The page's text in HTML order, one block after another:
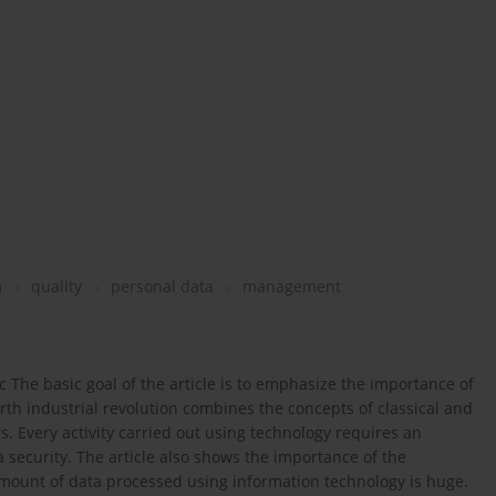
quality personal data management
basic goal of the article is to emphasize the importance of
industrial revolution combines the concepts of classical and
Every activity carried out using technology requires an
The article also shows the importance of the
of data processed using information technology is huge.